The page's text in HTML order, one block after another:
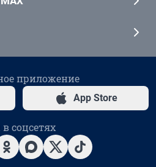
приложение
App Store
соцсетях